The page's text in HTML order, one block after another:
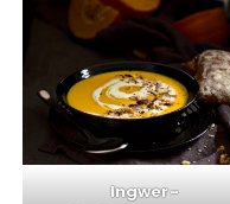
Ingwer-